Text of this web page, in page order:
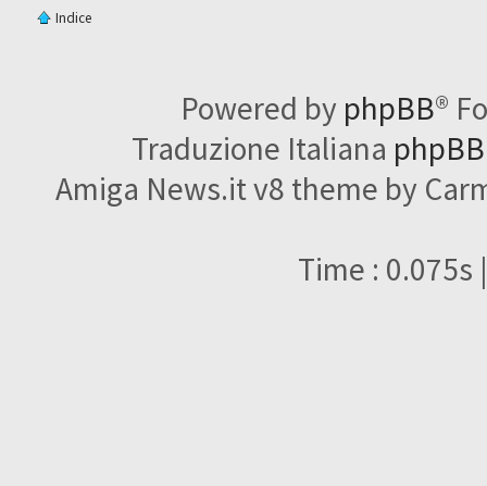
Indice
Powered by phpBB®
Traduzione Italiana
Amiga News.it v8 theme by
Time : 0.075s